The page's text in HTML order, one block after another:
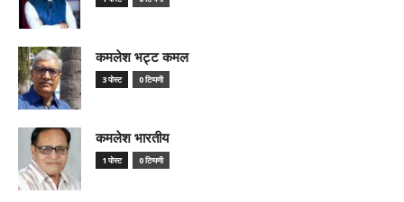
कमलेश भट्ट कमल
3 पोस्ट 0 टिप्पणी
कमलेश भारतीय
1 पोस्ट 0 टिप्पणी